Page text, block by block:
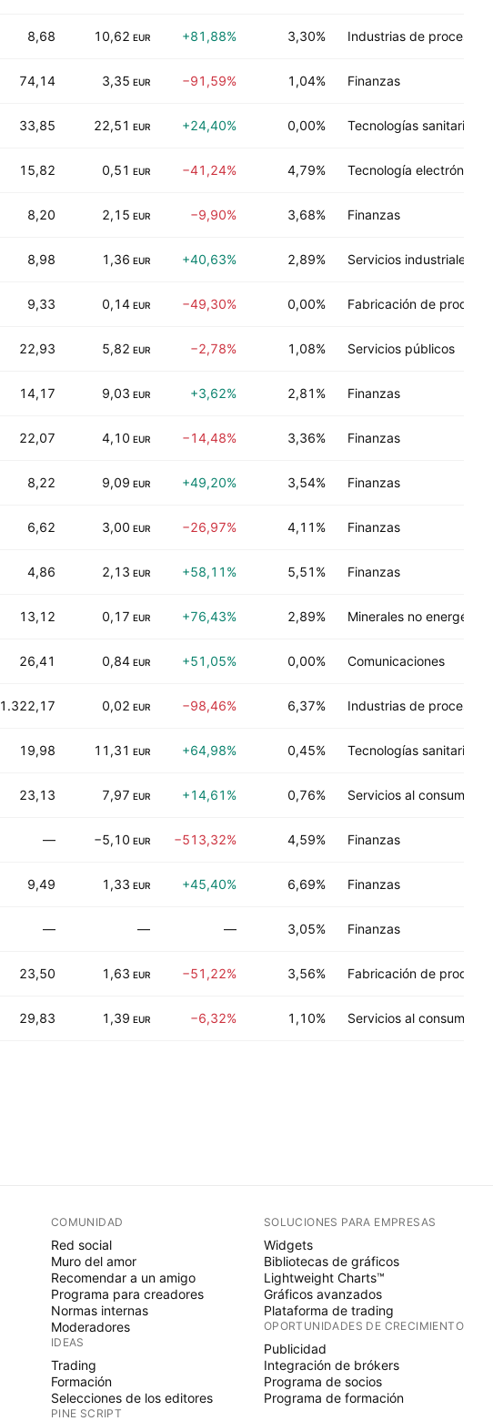
8,68 10,62 EUR +81,88% 3,30% Industrias de proceso
74,14 3,35 EUR −91,59% 1,04% Finanzas
33,85 22,51 EUR +24,40% 0,00% Tecnologías sanitarias
15,82 0,51 EUR −41,24% 4,79% Tecnología electrónica
8,20 2,15 EUR −9,90% 3,68% Finanzas
8,98 1,36 EUR +40,63% 2,89% Servicios industriales
9,33 0,14 EUR −49,30% 0,00% Fabricación de
22,93 5,82 EUR −2,78% 1,08% Servicios públicos
14,17 9,03 EUR +3,62% 2,81% Finanzas
22,07 4,10 EUR −14,48% 3,36% Finanzas
8,22 9,09 EUR +49,20% 3,54% Finanzas
6,62 3,00 EUR −26,97% 4,11% Finanzas
4,86 2,13 EUR +58,11% 5,51% Finanzas
13,12 0,17 EUR +76,43% 2,89% Minerales no
26,41 0,84 EUR +51,05% 0,00% Comunicaciones
1.322,17 0,02 EUR −98,46% 6,37% Industrias de proceso
19,98 11,31 EUR +64,98% 0,45% Tecnologías sanitarias
23,13 7,97 EUR +14,61% 0,76% Servicios al consumidor
— −5,10 EUR −513,32% 4,59% Finanzas
9,49 1,33 EUR +45,40% 6,69% Finanzas
— — — 3,05% Finanzas
23,50 1,63 EUR −51,22% 3,56% Fabricación de
29,83 1,39 EUR −6,32% 1,10% Servicios al consumidor
COMUNIDAD
Red social
Muro del amor
Recomendar a un amigo
Programa para creadores
Normas internas
Moderadores
IDEAS
Trading
Formación
Selecciones de los editores
PINE SCRIPT
SOLUCIONES PARA EMPRESAS
Widgets
Bibliotecas de gráficos
Lightweight Charts™
Gráficos avanzados
Plataforma de trading
OPORTUNIDADES DE CRECIMIENTO
Publicidad
Integración de brókers
Programa de socios
Programa de formación